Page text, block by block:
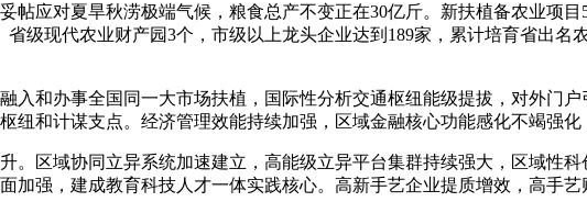
应对夏旱秋涝极端气候，粮食总产不变正在30亿斤。新扶植备农业项目
省级现代农业财产园3个，市级以上龙头企业达到189家，累计培育省出名
办事全国同一大市场扶植，国际性分析交通枢纽能级提拔，对外门户
纽和计谋支点。经济管理效能持续加强，区域金融核心功能感化不竭强化
域协同立异系统加速建立，高能级立异平台集群持续强大，区域性科
加强，建成教育科技人才一体实践核心。高新手艺企业提质增效，高手